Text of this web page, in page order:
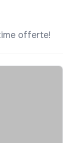
offerte!